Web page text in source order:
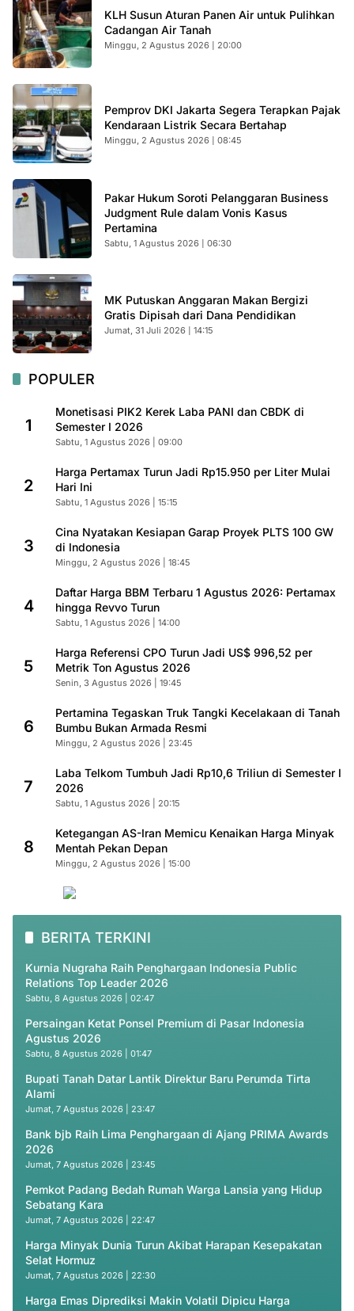
KLH Susun Aturan Panen Air untuk Pulihkan
Cadangan Air Tanah
Minggu, 2 Agustus 2026 | 20:00
Pemprov DKI Jakarta Segera Terapkan Pajak
Kendaraan Listrik Secara Bertahap
Minggu, 2 Agustus 2026 | 08:45
Pakar Hukum Soroti Pelanggaran Business
Judgment Rule dalam Vonis Kasus
Pertamina
Sabtu, 1 Agustus 2026 | 06:30
MK Putuskan Anggaran Makan Bergizi
Gratis Dipisah dari Dana Pendidikan
Jumat, 31 Juli 2026 | 14:15
POPULER
1
Monetisasi PIK2 Kerek Laba PANI dan CBDK di
Semester I 2026
Sabtu, 1 Agustus 2026 | 09:00
2
Harga Pertamax Turun Jadi Rp15.950 per Liter Mulai
Hari Ini
Sabtu, 1 Agustus 2026 | 15:15
3
Cina Nyatakan Kesiapan Garap Proyek PLTS 100 GW
di Indonesia
Minggu, 2 Agustus 2026 | 18:45
4
Daftar Harga BBM Terbaru 1 Agustus 2026: Pertamax
hingga Revvo Turun
Sabtu, 1 Agustus 2026 | 14:00
5
Harga Referensi CPO Turun Jadi US$ 996,52 per
Metrik Ton Agustus 2026
Senin, 3 Agustus 2026 | 19:45
6
Pertamina Tegaskan Truk Tangki Kecelakaan di Tanah
Bumbu Bukan Armada Resmi
Minggu, 2 Agustus 2026 | 23:45
7
Laba Telkom Tumbuh Jadi Rp10,6 Triliun di Semester I
2026
Sabtu, 1 Agustus 2026 | 20:15
8
Ketegangan AS-Iran Memicu Kenaikan Harga Minyak
Mentah Pekan Depan
Minggu, 2 Agustus 2026 | 15:00
BERITA TERKINI
Kurnia Nugraha Raih Penghargaan Indonesia Public
Relations Top Leader 2026
Sabtu, 8 Agustus 2026 | 02:47
Persaingan Ketat Ponsel Premium di Pasar Indonesia
Agustus 2026
Sabtu, 8 Agustus 2026 | 01:47
Bupati Tanah Datar Lantik Direktur Baru Perumda Tirta
Alami
Jumat, 7 Agustus 2026 | 23:47
Bank bjb Raih Lima Penghargaan di Ajang PRIMA Awards
2026
Jumat, 7 Agustus 2026 | 23:45
Pemkot Padang Bedah Rumah Warga Lansia yang Hidup
Sebatang Kara
Jumat, 7 Agustus 2026 | 22:47
Harga Minyak Dunia Turun Akibat Harapan Kesepakatan
Selat Hormuz
Jumat, 7 Agustus 2026 | 22:30
Harga Emas Diprediksi Makin Volatil Dipicu Harga